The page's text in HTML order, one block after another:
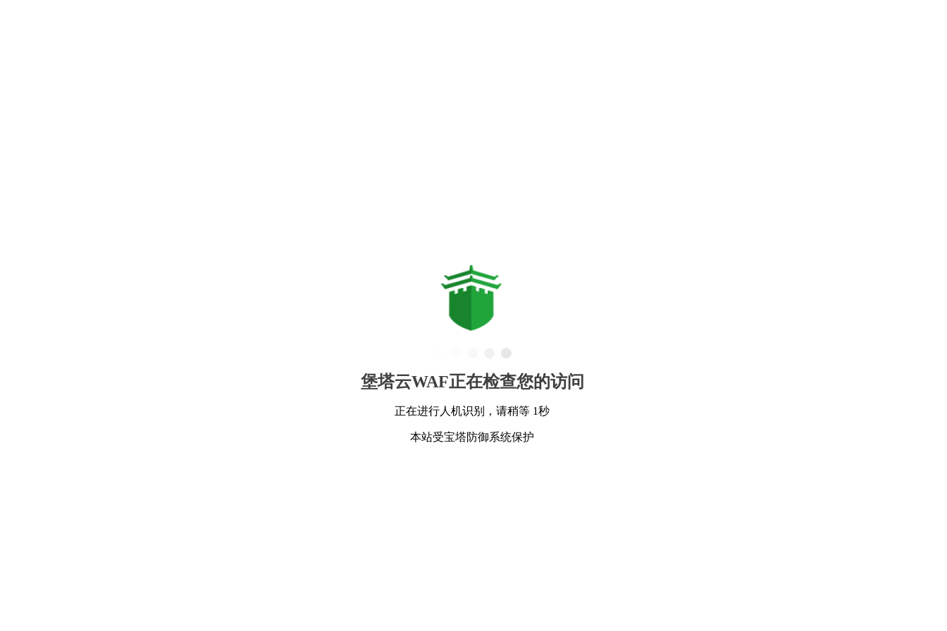
堡塔云WAF正在检查您的访问
正在进行人机识别，请稍等 1秒
本站受宝塔防御系统保护